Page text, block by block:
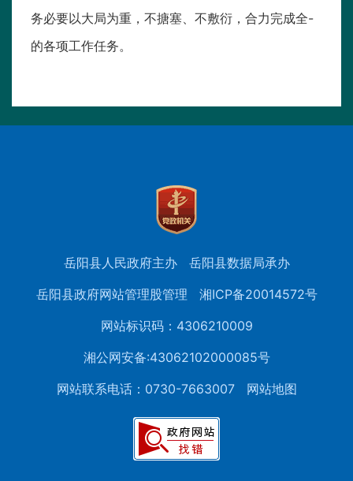
务必要以大局为重，不搪塞、不敷衍，合力完成全-
的各项工作任务。
岳阳县人民政府主办
岳阳县数据局承办
岳阳县政府网站管理股管理
湘ICP备20014572号
网站标识码：4306210009
湘公网安备:43062102000085号
网站联系电话：0730-7663007
网站地图